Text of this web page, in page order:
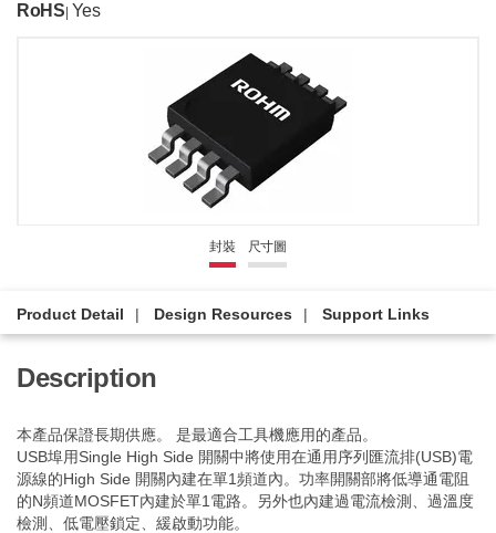
RoHS Yes
封裝 尺寸圖
Product Detail Design Resources Support Links
Description
本產品保證長期供應。 是最適合工具機應用的產品。
USB埠用Single High Side 開關中將使用在通用序列匯流排(USB)電
源線的High Side 開關內建在單1頻道內。功率開關部將低導通電阻
的N頻道MOSFET內建於單1電路。另外也內建過電流檢測、過溫度
檢測、低電壓鎖定、緩啟動功能。